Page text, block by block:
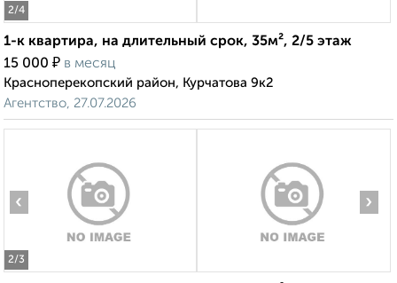
2/4
1-к квартира, на длительный срок, 35м², 2/5 этаж
15 000 ₽ в месяц
Красноперекопский район, Курчатова 9к2
Агентство, 27.07.2026
2/3
‹ ›